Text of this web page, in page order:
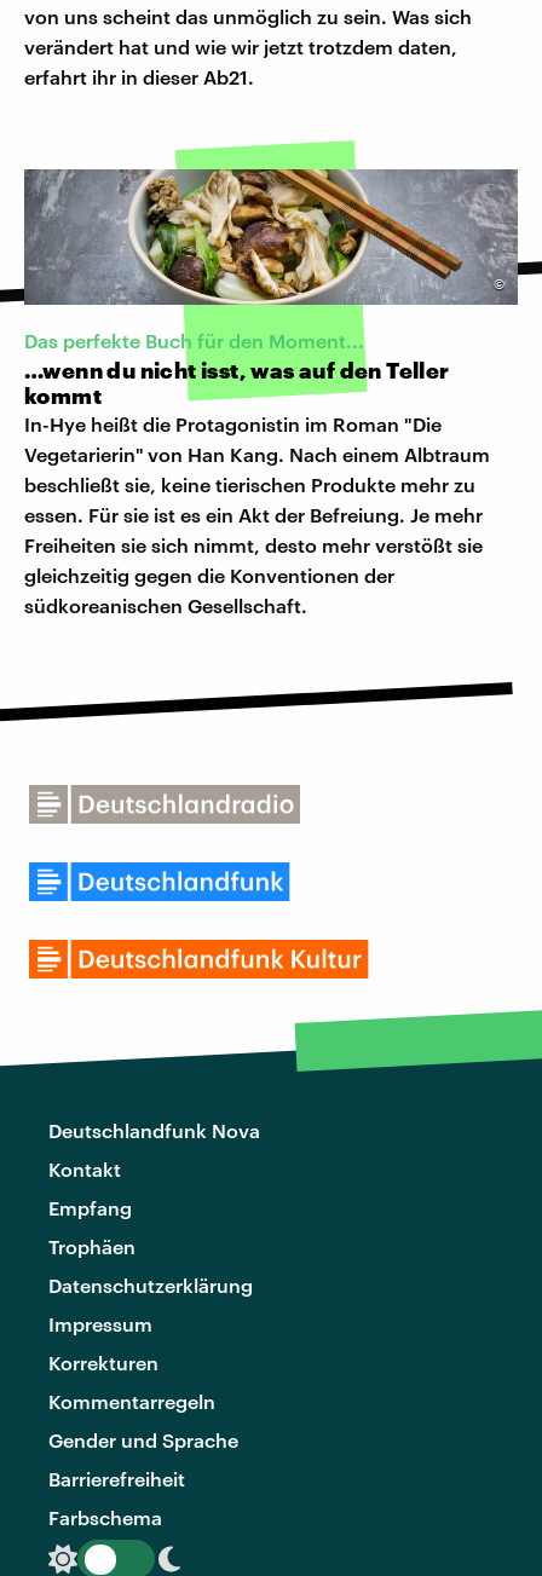
von uns scheint das unmöglich zu sein. Was sich
verändert hat und wie wir jetzt trotzdem daten,
erfahrt ihr in dieser Ab21.
©
Das perfekte Buch für den Moment...
…wenn du nicht isst, was auf den Teller
kommt
In-Hye heißt die Protagonistin im Roman "Die
Vegetarierin" von Han Kang. Nach einem Albtraum
beschließt sie, keine tierischen Produkte mehr zu
essen. Für sie ist es ein Akt der Befreiung. Je mehr
Freiheiten sie sich nimmt, desto mehr verstößt sie
gleichzeitig gegen die Konventionen der
südkoreanischen Gesellschaft.
Deutschlandfunk Nova
Kontakt
Empfang
Trophäen
Datenschutzerklärung
Impressum
Korrekturen
Kommentarregeln
Gender und Sprache
Barrierefreiheit
Farbschema